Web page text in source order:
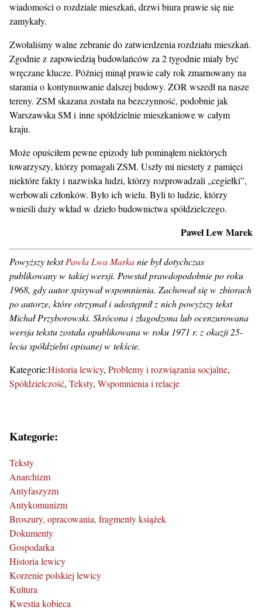
wiadomości o rozdziale mieszkań, drzwi biura prawie się nie
zamykały.
Zwołaliśmy walne zebranie do zatwierdzenia rozdziału mieszkań.
Zgodnie z zapowiedzią budowlańców za 2 tygodnie miały być
wręczane klucze. Później minął prawie cały rok zmarnowany na
starania o kontynuowanie dalszej budowy. ZOR wszedł na nasze
tereny. ZSM skazana została na bezczynność, podobnie jak
Warszawska SM i inne spółdzielnie mieszkaniowe w całym
kraju.
Może opuściłem pewne epizody lub pominąłem niektórych
towarzyszy, którzy pomagali ZSM. Uszły mi niestety z pamięci
niektóre fakty i nazwiska ludzi, którzy rozprowadzali „cegiełki”,
werbowali członków. Było ich wielu. Byli to ludzie, którzy
wnieśli duży wkład w dzieło budownictwa spółdzielczego.
Paweł Lew Marek
Powyższy tekstPawła Lwa Markanie był dotychczas
publikowany w takiej wersji. Powstał prawdopodobnie po roku
1968, gdy autor spisywał wspomnienia. Zachował się w zbiorach
po autorze, które otrzymał i udostępnił z nich powyższy tekst
Michał Przyborowski. Skrócona i złagodzona lub ocenzurowana
wersja tekstu została opublikowana w roku 1971 r. z okazji 25-
lecia spółdzielni opisanej w tekście.
Kategorie:Historia lewicy Problemy i rozwiązania socjalne
Spółdzielczość Teksty Wspomnienia i relacje
Kategorie:
Teksty
Anarchizm
Antyfaszyzm
Antykomunizm
Broszury, opracowania, fragmenty książek
Dokumenty
Gospodarka
Historia lewicy
Korzenie polskiej lewicy
Kultura
Kwestia kobieca